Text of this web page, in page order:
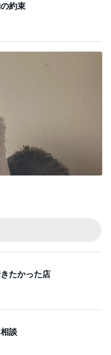
約束
たかった店
談